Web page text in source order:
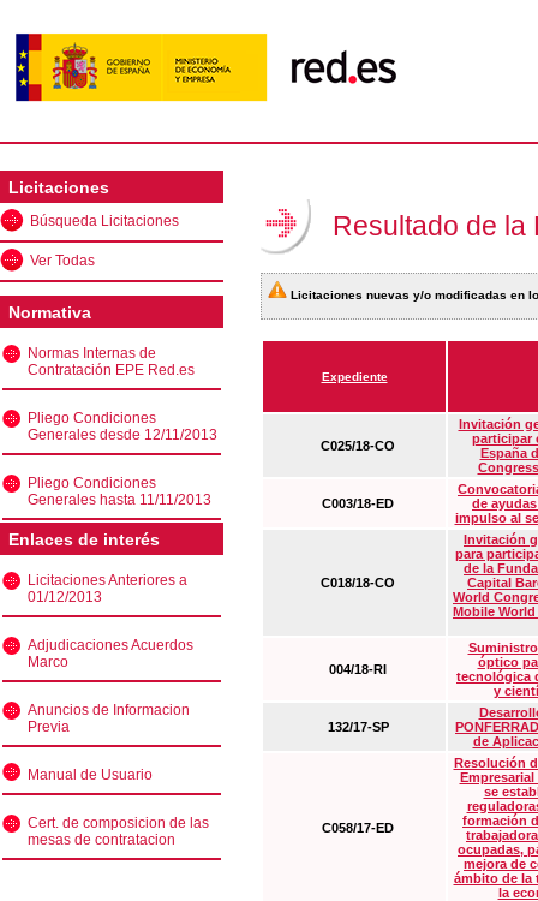
Licitaciones
Búsqueda Licitaciones
Ver Todas
Normativa
Normas Internas de
Contratación EPE Red.es
Pliego Condiciones
Generales desde 12/11/2013
Pliego Condiciones
Generales hasta 11/11/2013
Enlaces de interés
Licitaciones Anteriores a
01/12/2013
Adjudicaciones Acuerdos
Marco
Anuncios de Informacion
Previa
Manual de Usuario
Cert. de composicion de las
mesas de contratacion
Resultado de la
Licitaciones nuevas y/o modificadas en
Expediente
C025/18-CO
Invitación
participar
España
C003/18-ED
de
impulso al
C018/18-CO
Invitación
para
de la
Capital
World
Mobile
004/18-RI
óptico
tecnológica
y
132/17-SP
de
C058/17-ED
Resolución
Empresarial
se
formación
ocupadas,
mejora de
ámbito de la
la